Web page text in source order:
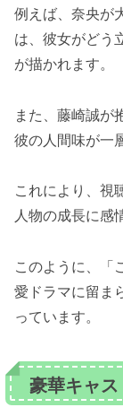
例えば、奈央が
は、彼女がどう
が描かれます。
また、藤崎誠が
彼の人間味が一
これにより、視
人物の成長に感
このように、「
愛ドラマに留ま
っています。
豪華キャ